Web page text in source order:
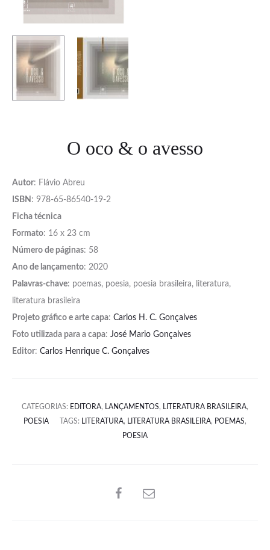
O oco & o avesso
Autor: Flávio Abreu
ISBN : 978-65-86540-19-2
Ficha técnica
Formato: 16 x 23 cm
Número de páginas: 58
Ano de lançamento: 2020
Palavras-chave: poemas, poesia, poesia brasileira, literatura,
literatura brasileira
Projeto gráfico e arte capa: Carlos H. C. Gonçalves
Foto utilizada para a capa: José Mario Gonçalves
Editor: Carlos Henrique C. Gonçalves
CATEGORIAS: EDITORA, LANÇAMENTOS, LITERATURA BRASILEIRA,
POESIA
TAGS: LITERATURA, LITERATURA BRASILEIRA, POEMAS,
POESIA
SHARE